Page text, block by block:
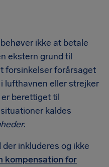
ikke at betale
ekstern grund til
forsinkelser forårsaget
lufthavnen eller strejker
berettiget til
kaldes
.
inkluderes og ikke
kompensation for